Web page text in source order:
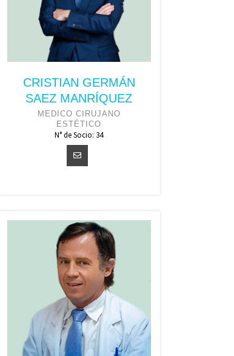
CRISTIAN GERMÁN
SAEZ MANRÍQUEZ
MEDICO CIRUJANO
ESTÉTICO
N° de Socio: 34